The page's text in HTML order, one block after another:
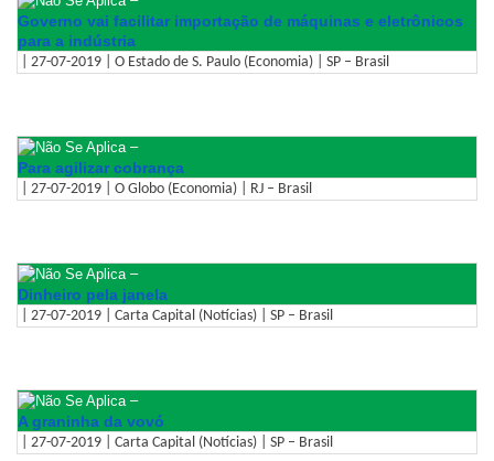
Governo vai facilitar importação de máquinas e eletrônicos
para a indústria
| 27-07-2019 | O Estado de S. Paulo (Economia) | SP – Brasil
–
Para agilizar cobrança
| 27-07-2019 | O Globo (Economia) | RJ – Brasil
–
Dinheiro pela janela
| 27-07-2019 | Carta Capital (Notícias) | SP – Brasil
–
A graninha da vovó
| 27-07-2019 | Carta Capital (Notícias) | SP – Brasil